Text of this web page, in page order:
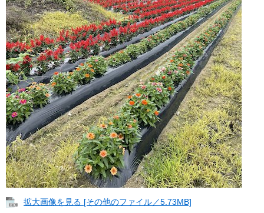
拡大画像を見る [その他のファイル／5.73MB]